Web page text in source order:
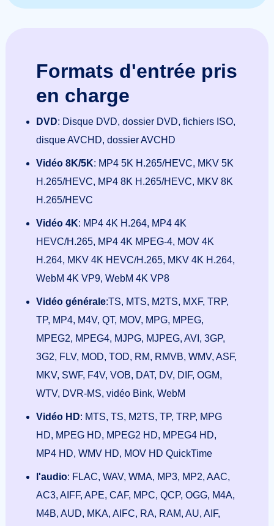
Formats d'entrée pris
en charge
DVD: Disque DVD, dossier DVD, fichiers ISO,
disque AVCHD, dossier AVCHD
Vidéo 8K/5K: MP4 5K H.265/HEVC, MKV 5K
H.265/HEVC, MP4 8K H.265/HEVC, MKV 8K
H.265/HEVC
Vidéo 4K: MP4 4K H.264, MP4 4K
HEVC/H.265, MP4 4K MPEG-4, MOV 4K
H.264, MKV 4K HEVC/H.265, MKV 4K H.264,
WebM 4K VP9, WebM 4K VP8
Vidéo générale:TS, MTS, M2TS, MXF, TRP,
TP, MP4, M4V, QT, MOV, MPG, MPEG,
MPEG2, MPEG4, MJPG, MJPEG, AVI, 3GP,
3G2, FLV, MOD, TOD, RM, RMVB, WMV, ASF,
MKV, SWF, F4V, VOB, DAT, DV, DIF, OGM,
WTV, DVR-MS, vidéo Bink, WebM
Vidéo HD: MTS, TS, M2TS, TP, TRP, MPG
HD, MPEG HD, MPEG2 HD, MPEG4 HD,
MP4 HD, WMV HD, MOV HD QuickTime
l'audio: FLAC, WAV, WMA, MP3, MP2, AAC,
AC3, AIFF, APE, CAF, MPC, QCP, OGG, M4A,
M4B, AUD, MKA, AIFC, RA, RAM, AU, AIF,